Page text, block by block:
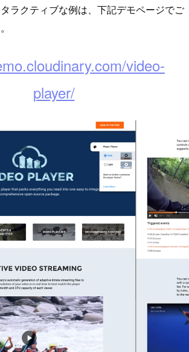
ラクティブな例は、下記デモページでご
video-
player/